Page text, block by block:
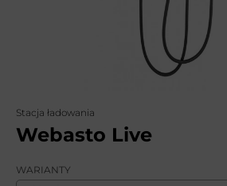
Stacja ładowania
Webasto Live
WARIANTY